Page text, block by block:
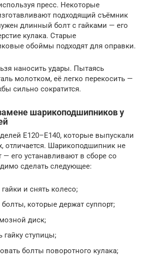
пресс. Некоторые
подходящий съёмник
длинный болт с гайками — его
кулака. Старые
обоймы подходят для оправки.
наносить удары. Пытаясь
молотком, её легко перекосить —
сильно сократится.
шарикоподшипников у
E120–E140, которые выпускали
отличается. Шарикоподшипник не
его устанавливают в сборе со
сделать следующее:
гайки и снять колесо;
болты, которые держат суппорт;
диск;
гайку ступицы;
болты поворотного кулака;